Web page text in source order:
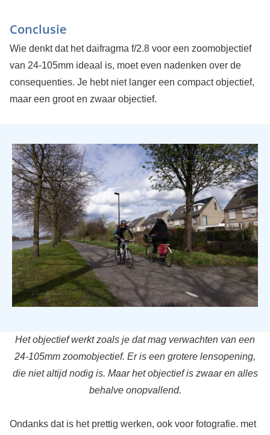
Conclusie
Wie denkt dat het daifragma f/2.8 voor een zoomobjectief
van 24-105mm ideaal is, moet even nadenken over de
consequenties. Je hebt niet langer een compact objectief,
maar een groot en zwaar objectief.
Het objectief werkt zoals je dat mag verwachten van een
24-105mm zoomobjectief. Er is een grotere lensopening,
die niet altijd nodig is. Maar het objectief is zwaar en alles
behalve onopvallend.
Ondanks dat is het prettig werken, ook voor fotografie. met